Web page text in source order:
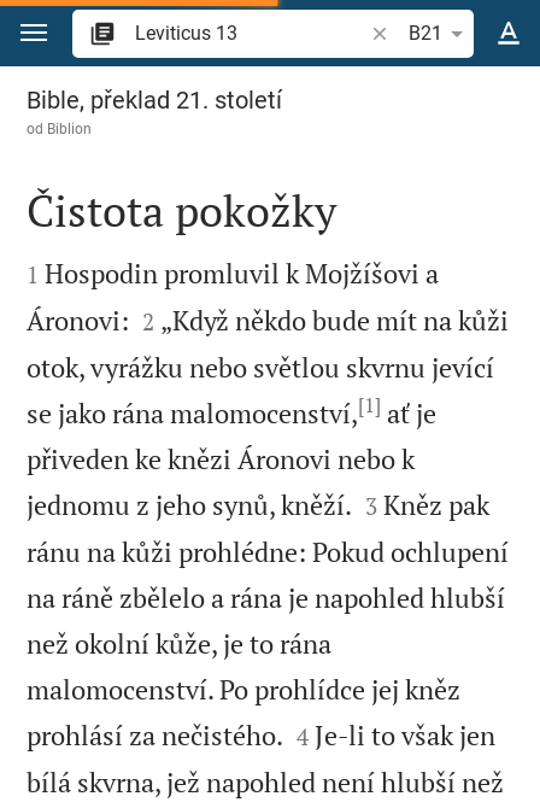
Přejít na obsah
Vyhledat biblický
B21
Leviticus 13
Bible, překlad 21. století
od Biblion

Čistota pokožky

1 Hospodin promluvil k Mojžíšovi a
Áronovi: 

2 „Když někdo bude mít na kůži
otok, vyrážku nebo světlou skvrnu jevící
se jako rána malomocenství,[1] ať je
přiveden ke knězi Áronovi nebo k
jednomu z jeho synů, kněží. 

3 Kněz pak
ránu na kůži prohlédne: Pokud ochlupení
na ráně zbělelo a rána je napohled hlubší
než okolní kůže, je to rána
malomocenství. Po prohlídce jej kněz
prohlásí za nečistého. 

4 Je-li to však jen
bílá skvrna, jež napohled není hlubší než